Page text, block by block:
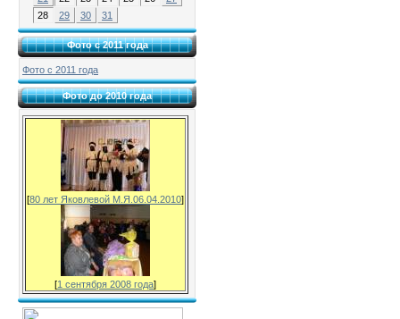
28
29 30 31
Фото с 2011 года
Фото с 2011 года
Фото до 2010 года
[80 лет Яковлевой М.Я.06.04.2010]
[1 сентября 2008 года]